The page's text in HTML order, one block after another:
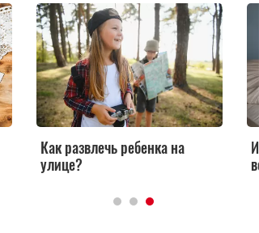
Как развлечь ребенка на
улице?